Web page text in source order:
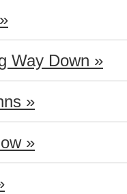
Way Down »
»
»